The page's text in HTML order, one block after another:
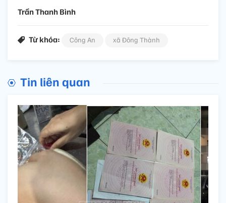
Trần Thanh Bình
Từ khóa: Công An xã Đông Thành
Tin liên quan